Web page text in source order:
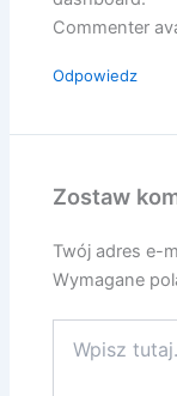
Commenter
Odpowiedz
Zostaw
Twój adres e-
Wymagane
tutaj..